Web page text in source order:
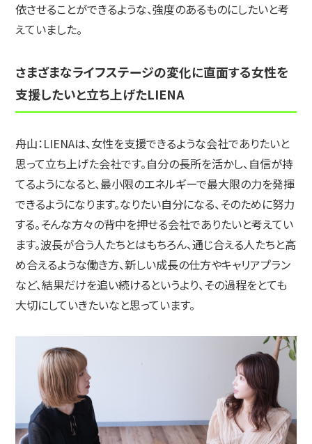
依させることができるような、強度のあるものにしたいと考
えていました。
さまざまなライフステージの変化に直面する女性を
支援したいと立ち上げたLIENA
舟山：LIENAは、女性を支援できるような会社でありたいと
思って立ち上げた会社です。自分の長所を活かし、自信が持
てるようになると、最小限のエネルギーで最大限の力を発揮
できるようになります。なりたい自分になる、そのために努力
する。そんな方々の背中を押せる会社でありたいと考えてい
ます。波長が合う人たちとはもちろん、通じ合える人たちと高
め合えるような働き方、新しい成長の仕方やキャリアプラン
など、結果だけを追い続けるというより、その過程をとても
大切にしていきたいなと思っています。